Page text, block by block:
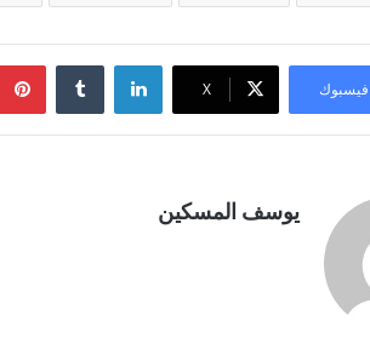
فيسبوك ‫X
لينكدإن
يوسف المسكين